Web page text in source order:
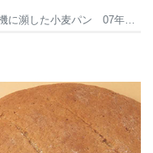
瀕した小麦パン 07年2月号